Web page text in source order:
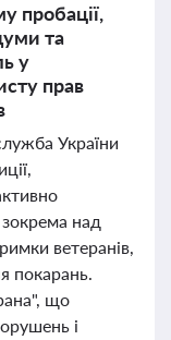
пробації,
та
у
прав
України
над
ветеранів,
покарань.
що
і